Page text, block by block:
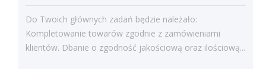
Do Twoich głównych zadań będzie należało:
Kompletowanie towarów zgodnie z zamówieniami
klientów. Dbanie o zgodność jakościową oraz ilościową...